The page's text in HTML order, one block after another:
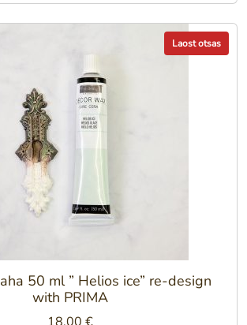
Laost otsas
50 ml ” Helios ice” re-design
with PRIMA